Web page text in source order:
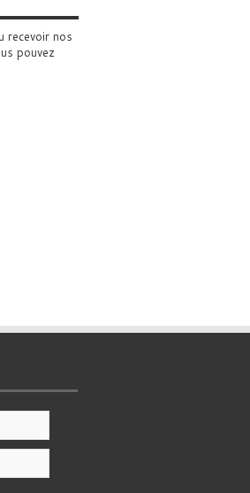
recevoir nos
pouvez